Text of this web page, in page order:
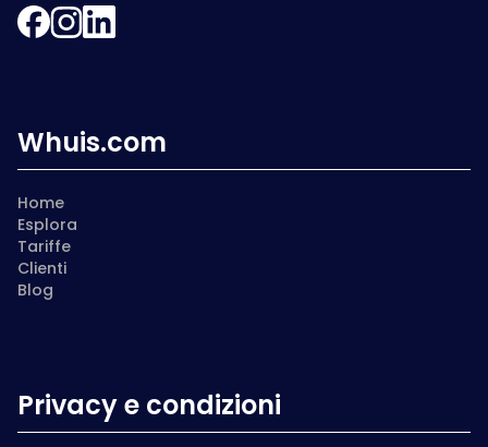
Whuis.com
Home
Esplora
Tariffe
Clienti
Blog
Privacy e condizioni